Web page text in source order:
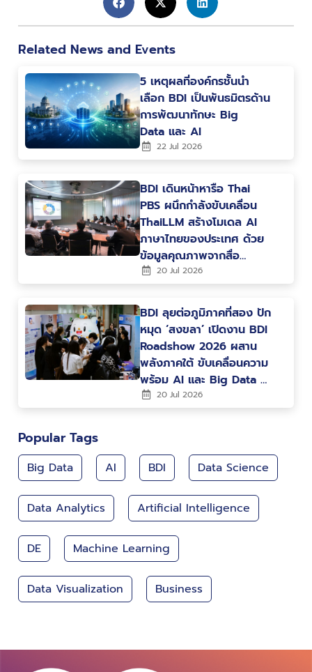
Related News and Events
5 เหตุผลที่องค์กรชั้นนำ
เลือก BDI เป็นพันธมิตรด้าน
การพัฒนาทักษะ Big
Data และ AI
22 Jul 2026
BDI เดินหน้าหารือ Thai
PBS ผนึกกำลังขับเคลื่อน
ThaiLLM สร้างโมเดล AI
ภาษาไทยของประเทศ ด้วย
ข้อมูลคุณภาพจากสื่อ
สาธารณะ
20 Jul 2026
BDI ลุยต่อภูมิภาคที่สอง ปัก
หมุด ‘สงขลา’ เปิดงาน BDI
Roadshow 2026 ผสาน
พลังภาคใต้ ขับเคลื่อนความ
พร้อม AI และ Big Data สู่
การพัฒนาเมืองและ
เศรษฐกิจแห่งอนาคต
20 Jul 2026
Popular Tags
Big Data AI BDI Data Science
Data Analytics Artificial Intelligence
DE Machine Learning
Data Visualization Business